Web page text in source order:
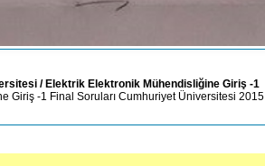
/ Elektrik Elektronik Mühendisliğine Giriş -1
Giriş -1 Final Soruları Cumhuriyet Üniversitesi 2015